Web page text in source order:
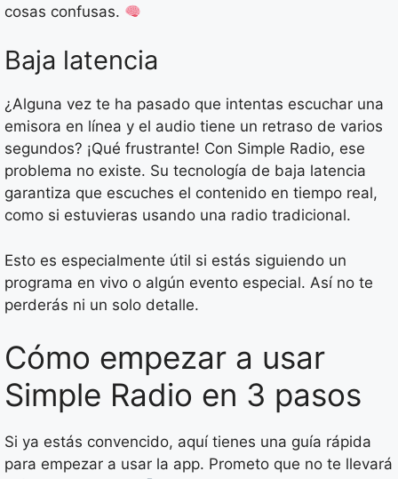
cosas confusas.
Baja latencia
¿Alguna vez te ha pasado que intentas escuchar una
emisora en línea y el audio tiene un retraso de varios
segundos? ¡Qué frustrante! Con Simple Radio, ese
problema no existe. Su tecnología de baja latencia
garantiza que escuches el contenido en tiempo real,
como si estuvieras usando una radio tradicional.
Esto es especialmente útil si estás siguiendo un
programa en vivo o algún evento especial. Así no te
perderás ni un solo detalle.
Cómo empezar a usar
Simple Radio en 3 pasos
Si ya estás convencido, aquí tienes una guía rápida
para empezar a usar la app. Prometo que no te llevará